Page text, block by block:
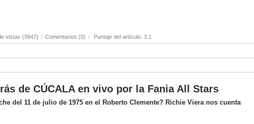
vistas (3947) / Comentarios (0) / Puntaje del artículo: 3.1
de CÚCALA en vivo por la Fania All Stars
del 11 de julio de 1975 en el Roberto Clemente? Richie Viera nos cuenta